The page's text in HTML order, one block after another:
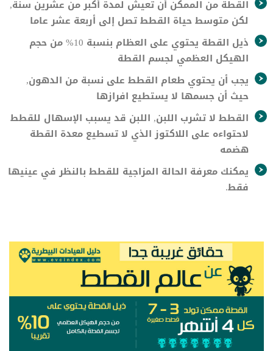
القطة من الممكن أن تعيش لمدة أكبر من عشرين سنة,
لكن متوسط حياة القطط تصل إلى أربعة عشر عاما
ذيل القطة يحتوي على العظام بنسبة 10% من حجم
الهيكل العظمي لجسم القطة
يجب أن يحتوي طعام القطط على نسبة من الدهون,
حيث أن جسمها لا يستطيع افرازها
القطط لا تشرب اللبن, اللبن قد يسبب الإسهال للقطط
لاحتواءه على اللاكتوز الذي لا تسطيع معدة القطة
هضمه
يمكنك معرفة الحالة المزاجية للقطط بالنظر في عينيها
فقط.